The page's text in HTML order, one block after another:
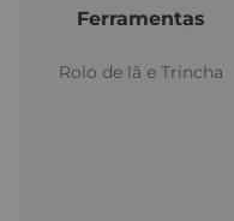
Ferramentas
Rolo de lã e Trincha